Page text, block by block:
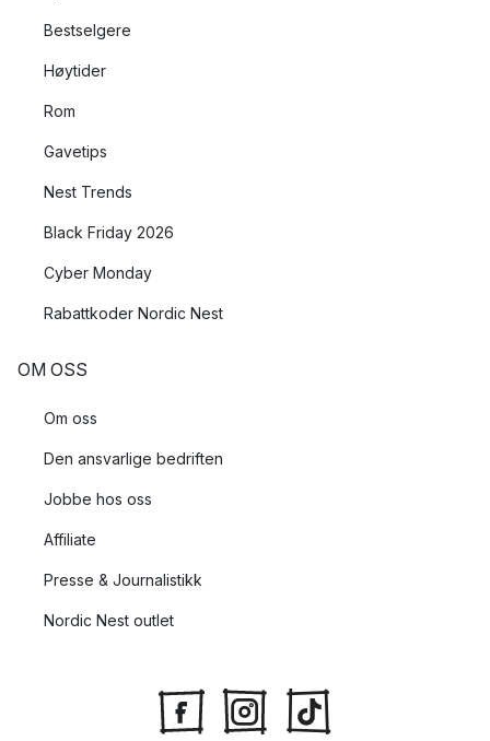
Bestselgere
Høytider
Rom
Gavetips
Nest Trends
Black Friday 2026
Cyber Monday
Rabattkoder Nordic Nest
OM OSS
Om oss
Den ansvarlige bedriften
Jobbe hos oss
Affiliate
Presse & Journalistikk
Nordic Nest outlet